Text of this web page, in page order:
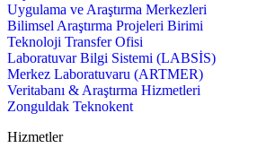
Uygulama ve Araştırma Merkezleri
Bilimsel Araştırma Projeleri Birimi
Teknoloji Transfer Ofisi
Laboratuvar Bilgi Sistemi (LABSİS)
Merkez Laboratuvaru (ARTMER)
Veritabanı & Araştırma Hizmetleri
Zonguldak Teknokent
Hizmetler